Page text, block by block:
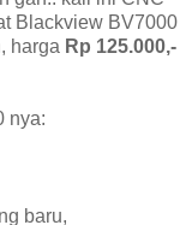
Blackview BV7000
harga Rp 125.000,-
nya:
baru,